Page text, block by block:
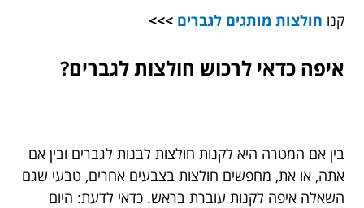
קנו חולצות מותגים לגברים >>>
איפה כדאי לרכוש חולצות לגברים?
בין אם המטרה היא לקנות חולצות לבנות לגברים ובין אם
אתה, או את, מחפשים חולצות בצבעים אחרים, טבעי שגם
השאלה איפה לקנות עוברת בראש. כדאי לדעת: היום